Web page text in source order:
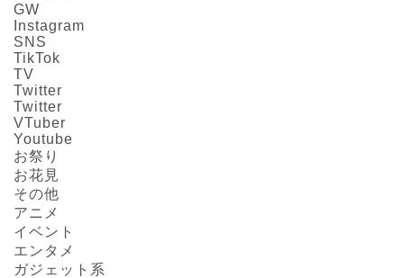
GW
Instagram
SNS
TikTok
TV
Twitter
Twitter
VTuber
Youtube
お祭り
お花見
その他
アニメ
イベント
エンタメ
ガジェット系